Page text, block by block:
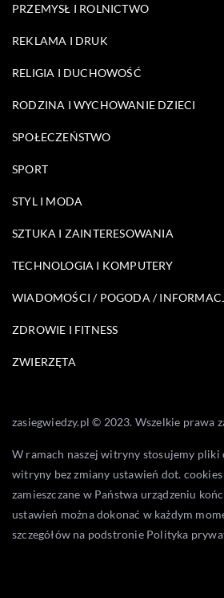
PRZEMYSŁ I ROLNICTWO
REKLAMA I DRUK
RELIGIA I DUCHOWOŚĆ
RODZINA I WYCHOWANIE DZIECI
SPOŁECZEŃSTWO
SPORT
STYL I MODA
SZTUKA I ZAINTERESOWANIA
TECHNOLOGIA I KOMPUTERY
WIADOMOŚCI / POGODA /
ZDROWIE I FITNESS
ZWIERZĘTA
zasiegwiedzy.pl © 2023. Wszelkie prawa
W ramach naszej witryny stosujemy pliki
witryny bez zmiany ustawień dot. cookies
zamieszczane w Państwa urządzeniu
ustawień można dokonać w każdym
szczegółów na podstronie Polityka